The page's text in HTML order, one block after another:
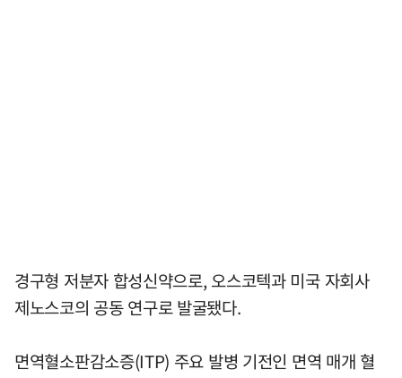
경구형 저분자 합성신약으로, 오스코텍과 미국 자회사
제노스코의 공동 연구로 발굴됐다.
면역혈소판감소증(ITP) 주요 발병 기전인 면역 매개 혈